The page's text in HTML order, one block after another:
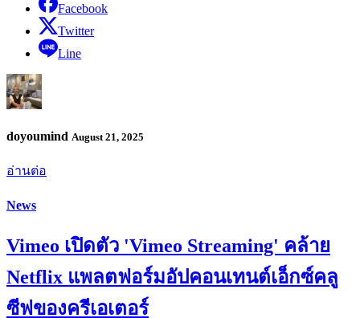
Facebook
Twitter
Line
doyoumind August 21, 2025
อ่านต่อ
News
Vimeo เปิดตัว 'Vimeo Streaming' คล้าย
Netflix แพลตฟอร์มอัปคอนเทนต์เอ็กซ์คลู
ซีฟของครีเอเตอร์